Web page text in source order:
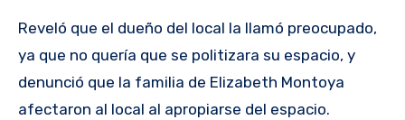
Reveló que el dueño del local la llamó preocupado,
ya que no quería que se politizara su espacio, y
denunció que la familia de Elizabeth Montoya
afectaron al local al apropiarse del espacio.